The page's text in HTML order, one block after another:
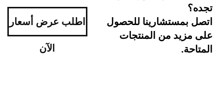
بمستشارينا للحصول
مزيد من المنتجات
اطلب عرض أسعار